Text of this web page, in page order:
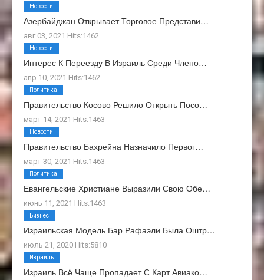
Азербайджан Открывает Торговое Представи…
авг 03, 2021 Hits:1462
Новости
Интерес К Переезду В Израиль Среди Члено…
апр 10, 2021 Hits:1462
Новости
Правительство Косово Решило Открыть Посо…
март 14, 2021 Hits:1463
Политика
Правительство Бахрейна Назначило Первог…
март 30, 2021 Hits:1463
Новости
Евангельские Христиане Выразили Свою Обе…
июнь 11, 2021 Hits:1463
Политика
Израильская Модель Бар Рафаэли Была Оштр…
июль 21, 2020 Hits:5810
Бизнес
Израиль Всё Чаще Пропадает С Карт Авиако…
Израиль